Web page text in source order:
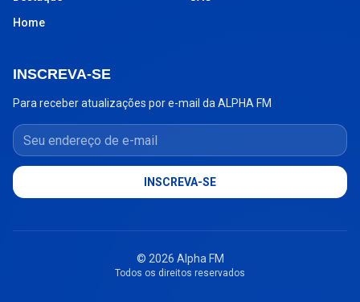
Home
INSCREVA-SE
Para receber atualizações por e-mail da ALPHA FM
Seu endereço de e-mail
INSCREVA-SE
© 2026 Alpha FM
Todos os direitos reservados